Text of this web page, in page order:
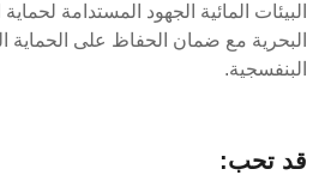
البيئات المائية الجهود المستدامة
البحرية مع ضمان الحفاظ على الحماية
البنفسجية.
قد تحب: